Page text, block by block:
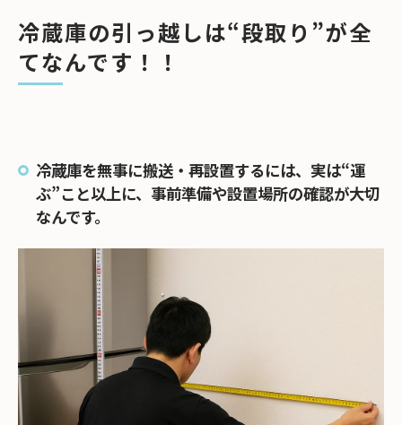
電源のオフと中身の処理は“前日”がベス
ト！
◎ 家や家電を傷つけない
◎ 設置・リサイクルも一括で頼める
業者選びでチェックしたいポイント
まとめ：冷蔵庫搬送は“段取り”と“プロの力”が
カギ！
冷蔵庫の引っ越しは“段取り”が全
てなんです！！
冷蔵庫を無事に搬送・再設置するには、実は“運
ぶ”こと以上に、事前準備や設置場所の確認が大切
なんです。